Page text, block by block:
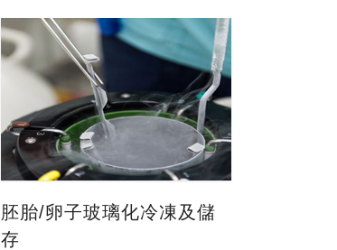
胚胎/卵子玻璃化冷凍及儲
存